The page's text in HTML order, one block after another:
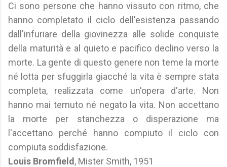
Ci sono persone che hanno vissuto con ritmo, che
hanno completato il ciclo dell'esistenza passando
dall'infuriare della giovinezza alle solide conquiste
della maturità e al quieto e pacifico declino verso la
morte. La gente di questo genere non teme la morte
né lotta per sfuggirla giacché la vita è sempre stata
completa, realizzata come un'opera d'arte. Non
hanno mai temuto né negato la vita. Non accettano
la morte per stanchezza o disperazione ma
l'accettano perché hanno compiuto il ciclo con
compiuta soddisfazione.
Louis Bromfield , Mister Smith, 1951